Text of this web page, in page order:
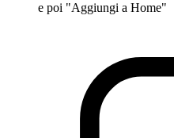
e poi "Aggiungi a Home"